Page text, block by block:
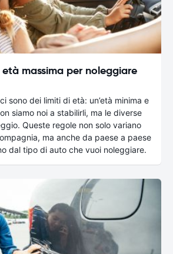
massima per noleggiare
sono dei limiti di età: un’età minima e
siamo noi a stabilirli, ma le diverse
Queste regole non solo variano
ma anche da paese a paese
dal tipo di auto che vuoi noleggiare.